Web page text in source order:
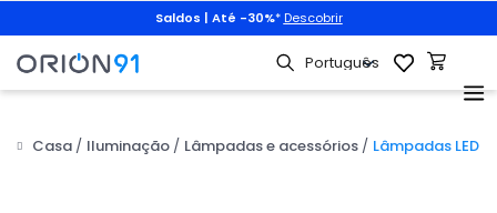
Saldos | Até -30%* Descobrir
Casa Iluminação Lâmpadas e acessórios Lâmpadas LED